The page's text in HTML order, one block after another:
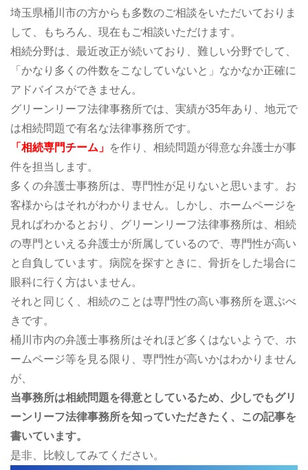
埼玉県桶川市の方からも多数のご相談をいただいておりま
して、もちろん、現在もご相談いただけます。
相続分野は、最近改正が続いており、難しい分野でして、
「かなり多くの件数をこなしていないと」なかなか正確に
アドバイスができません。
グリーンリーフ法律事務所では、実績が35年あり、地元で
は相続問題で有名な法律事務所です。
「相続専門チーム」 を作り、相続問題が得意な弁護士が事
件を担当します。
多くの弁護士事務所は、専門性が足りないと思います。お
客様からはそれがわかりません。しかし、ホームページを
見ればわかるとおり、グリーンリーフ法律事務所は、相続
の専門といえる弁護士が所属しているので、専門性が高い
と自負しています。病院を探すときに、骨折をした場合に
眼科に行く方はいません。
それと同じく、相続のことは専門性の高い事務所を選ぶべ
きです。
桶川市内の弁護士事務所はそれほど多くはないようで、ホ
ームページ等を見る限り、専門性が高いかはわかりません
が、
当事務所は相続問題を得意としているため、少しでもグリ
ーンリーフ法律事務所を知っていただきたく、この記事を
書いています。
是非、比較してみてください。